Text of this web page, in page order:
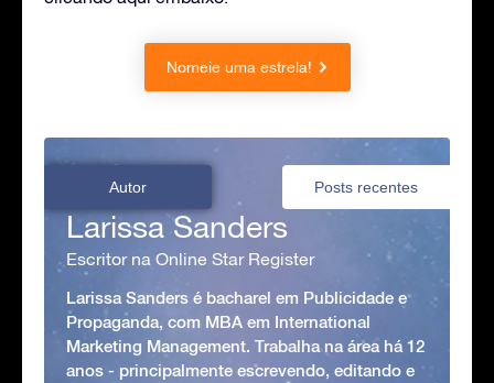
Nomeie uma estrela!
Autor Posts recentes
Larissa Sanders
Escritor na Online Star Register
Larissa Sanders é bacharel em Publicidade e
Propaganda, com MBA em International
Marketing Management. Trabalha na área há 12
anos - principalmente escrevendo, editando e